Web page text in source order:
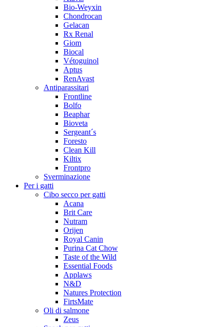
Bio-Weyxin
Chondrocan
Gelacan
Rx Renal
Giom
Biocal
Vétoguinol
Aptus
RenAvast
Antiparassitari
Frontline
Bolfo
Beaphar
Bioveta
Sergeant´s
Foresto
Clean Kill
Kiltix
Frontpro
Sverminazione
Per i gatti
Cibo secco per gatti
Acana
Brit Care
Nutram
Orijen
Royal Canin
Purina Cat Chow
Taste of the Wild
Essential Foods
Applaws
N&D
Natures Protection
FirtsMate
Oli di salmone
Zeus